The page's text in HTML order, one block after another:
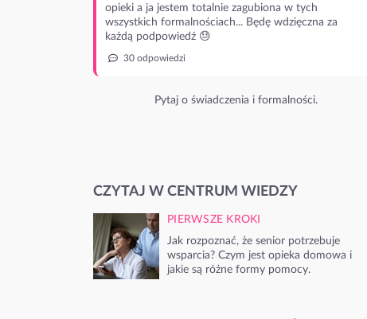
opieki a ja jestem totalnie zagubiona w tych
wszystkich formalnościach... Będę wdzięczna za
każdą podpowiedź 😓
30 odpowiedzi
Pytaj o świadczenia i formalności.
CZYTAJ W CENTRUM WIEDZY
PIERWSZE KROKI
Jak rozpoznać, że senior potrzebuje
wsparcia? Czym jest opieka domowa i
jakie są różne formy pomocy.